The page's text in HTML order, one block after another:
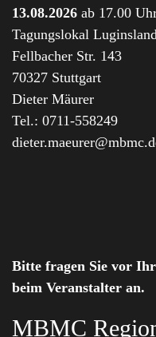
13.08.2026 ab 17.00
Tagungslokal Luginsland
Fellbacher Str. 143
70327 Stuttgart
Dieter Mäurer
Tel.: 0711-558249
Bitte fragen Sie vor
beim Veranstalter an.
MBMC